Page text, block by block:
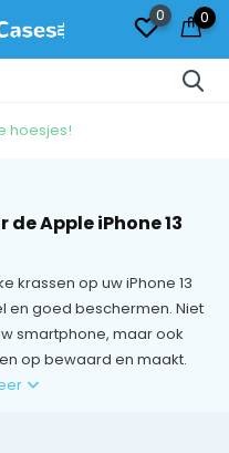
0 0
& Ruilen*
Apple iPhone 13
krassen op uw iPhone 13
en goed beschermen. Niet
smartphone, maar ook
op bewaard en maakt.